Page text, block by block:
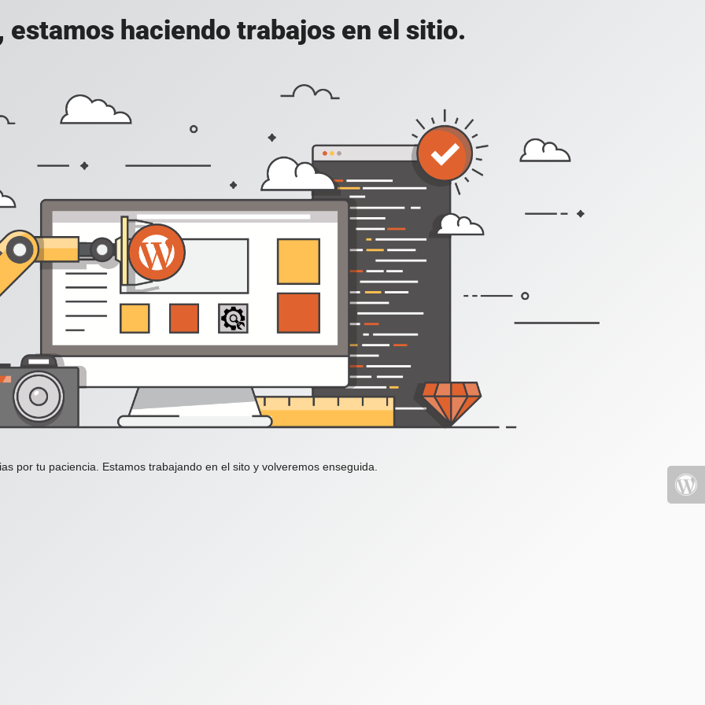
estamos haciendo trabajos en el sitio.
por tu paciencia. Estamos trabajando en el sito y volveremos enseguida.